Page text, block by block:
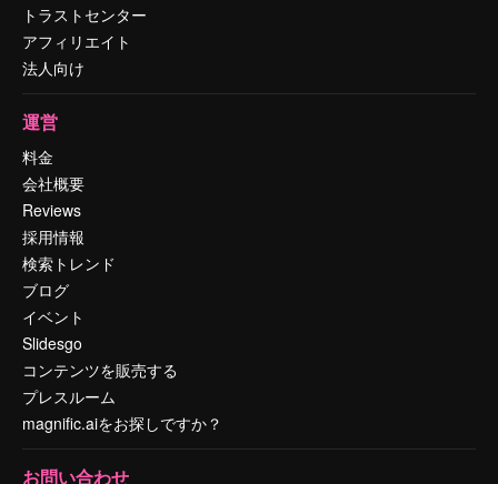
トラストセンター
アフィリエイト
法人向け
運営
料金
会社概要
Reviews
採用情報
検索トレンド
ブログ
イベント
Slidesgo
コンテンツを販売する
プレスルーム
magnific.aiをお探しですか？
お問い合わせ